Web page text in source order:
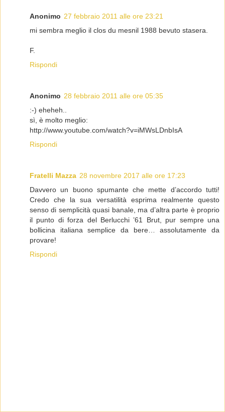
Anonimo 27 febbraio 2011 alle ore 23:21
mi sembra meglio il clos du mesnil 1988 bevuto stasera.
F.
Rispondi
Anonimo 28 febbraio 2011 alle ore 05:35
:-) eheheh..
sì, è molto meglio:
http://www.youtube.com/watch?v=iMWsLDnbIsA
Rispondi
Fratelli Mazza 28 novembre 2017 alle ore 17:23
Davvero un buono spumante che mette d’accordo tutti!
Credo che la sua versatilità esprima realmente questo
senso di semplicità quasi banale, ma d’altra parte è proprio
il punto di forza del Berlucchi ’61 Brut, pur sempre una
bollicina italiana semplice da bere… assolutamente da
provare!
Rispondi